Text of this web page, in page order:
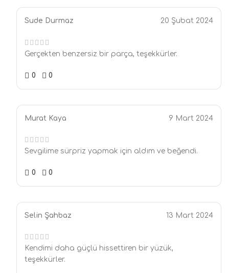
Sude Durmaz 20 Şubat 2024
Gerçekten benzersiz bir parça, teşekkürler.
0 0
Murat Kaya 9 Mart 2024
Sevgilime sürpriz yapmak için aldım ve beğendi.
0 0
Selin Şahbaz 13 Mart 2024
Kendimi daha güçlü hissettiren bir yüzük,
teşekkürler.